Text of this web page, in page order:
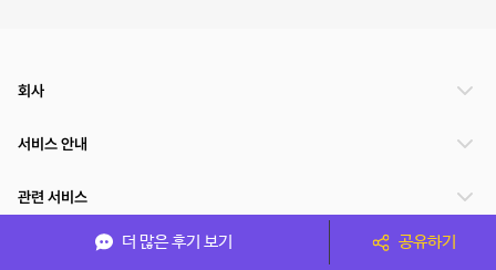
더 많은 후기 보기 공유하기
회사
서비스 안내
관련 서비스